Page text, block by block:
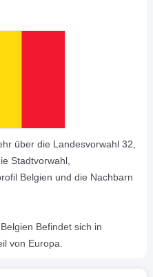
über die Landesvorwahl 32,
Stadtvorwahl,
Belgien und die Nachbarn
Befindet sich in
von Europa.